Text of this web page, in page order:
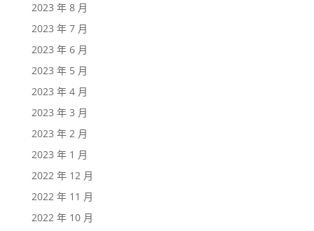
2023 年 8 月
2023 年 7 月
2023 年 6 月
2023 年 5 月
2023 年 4 月
2023 年 3 月
2023 年 2 月
2023 年 1 月
2022 年 12 月
2022 年 11 月
2022 年 10 月